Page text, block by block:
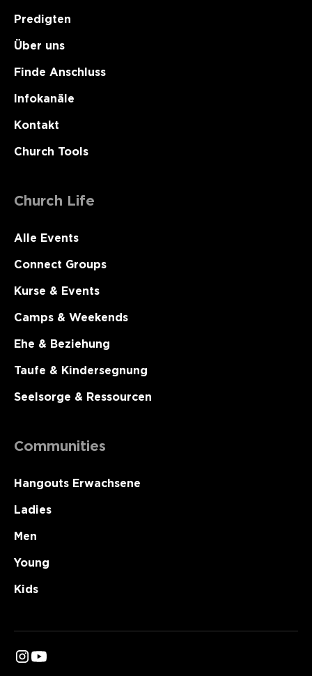
Predigten
Über uns
Finde Anschluss
Infokanäle
Kontakt
Church Tools
Church Life
Alle Events
Connect Groups
Kurse & Events
Camps & Weekends
Ehe & Beziehung
Taufe & Kindersegnung
Seelsorge & Ressourcen
Communities
Hangouts Erwachsene
Ladies
Men
Young
Kids